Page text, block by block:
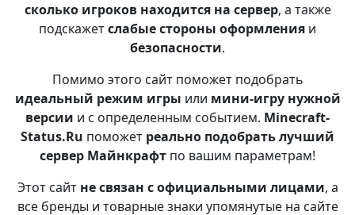
сколько игроков находится на сервер, а также
подскажетслабые стороны оформления и
безопасности.
Помимо этого сайт поможет подобрать
идеальный режим игры или мини-игру нужной
версии и с определенным событием. Minecraft-
Status.Ru поможет реально подобрать лучший
сервер Майнкрафт по вашим параметрам!
Этот сайт не связан с официальными лицами, а
все бренды и товарные знаки упомянутые на сайте